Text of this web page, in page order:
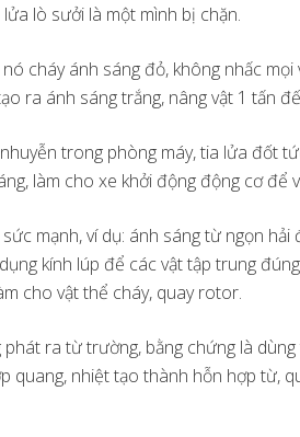
lò sưởi là một mình bị chặn.
cháy ánh sáng đỏ, không nhấc mọi
ra ánh sáng trắng, nâng vật 1 tấn
trong phòng máy, tia lửa đốt
làm cho xe khởi động động cơ để
mạnh, ví dụ: ánh sáng từ ngọn hải
kính lúp để các vật tập trung
cho vật thể cháy, quay rotor.
ra từ trường, bằng chứng là
quang, nhiệt tạo thành hỗn hợp từ,